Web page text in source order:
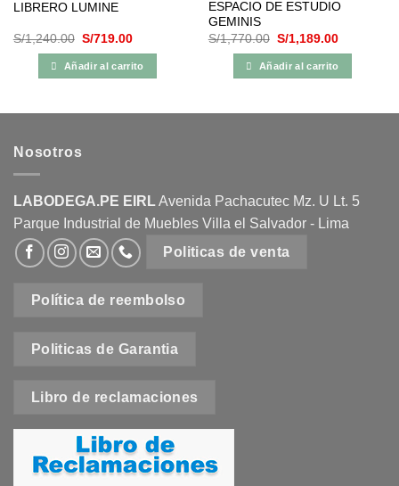
LIBRERO LUMINE
S/1,240.00 El
original
era:
S/719.00El
actual
es:
Añadir al carrito
ESPACIO DE ESTUDIO
GEMINIS
S/1,770.00 El
precio
original
era:
S/1,189.00El
es:
Añadir al carrito
Nosotros
LABODEGA.PE EIRLAvenida Pachacutec Mz. U Lt. 5
Parque Industrial de Muebles Villa el Salvador - Lima
Politicas de venta
Política de reembolso
Politicas de Garantia
Libro de reclamaciones